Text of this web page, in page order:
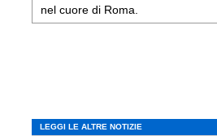
nel cuore di Roma.
LEGGI LE ALTRE NOTIZIE